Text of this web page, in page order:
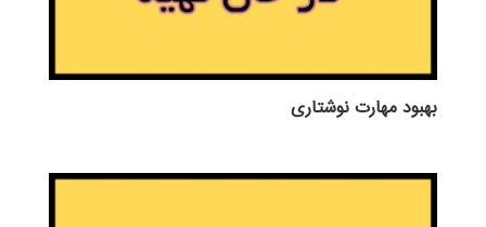
بهبود مهارت نوشتاری